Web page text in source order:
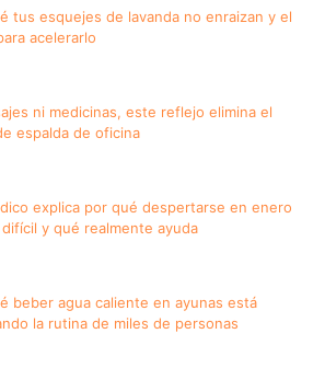
tus esquejes de lavanda no enraizan y el
acelerarlo
ni medicinas, este reflejo elimina el
espalda de oficina
explica por qué despertarse en enero
y qué realmente ayuda
beber agua caliente en ayunas está
la rutina de miles de personas